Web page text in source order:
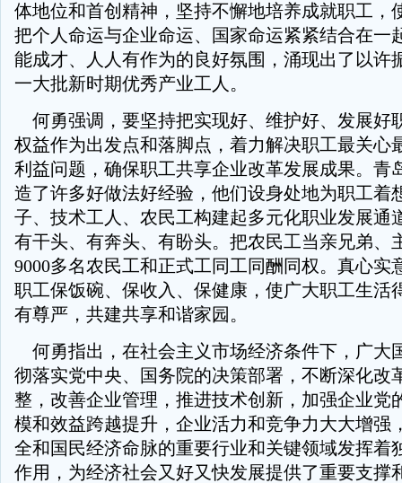
体地位和首创精神，坚持不懈地培养成就职工，
把个人命运与企业命运、国家命运紧紧结合在一
能成才、人人有作为的良好氛围，涌现出了以许
一大批新时期优秀产业工人。
何勇强调，要坚持把实现好、维护好、发展好
权益作为出发点和落脚点，着力解决职工最关心
利益问题，确保职工共享企业改革发展成果。青
造了许多好做法好经验，他们设身处地为职工着
子、技术工人、农民工构建起多元化职业发展通
有干头、有奔头、有盼头。把农民工当亲兄弟、
9000多名农民工和正式工同工同酬同权。真心实
职工保饭碗、保收入、保健康，使广大职工生活
有尊严，共建共享和谐家园。
何勇指出，在社会主义市场经济条件下，广大
彻落实党中央、国务院的决策部署，不断深化改
整，改善企业管理，推进技术创新，加强企业党
模和效益跨越提升，企业活力和竞争力大大增强
全和国民经济命脉的重要行业和关键领域发挥着
作用，为经济社会又好又快发展提供了重要支撑